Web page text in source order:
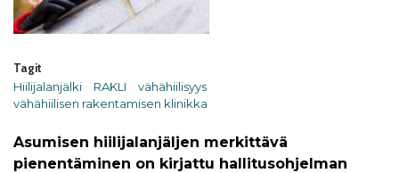
Tagit
Hiilijalanjälki
RAKLI
vähähiilisyys
vähähiilisen rakentamisen klinikka
Asumisen hiilijalanjäljen merkittävä
pienentäminen on kirjattu hallitusohjelman